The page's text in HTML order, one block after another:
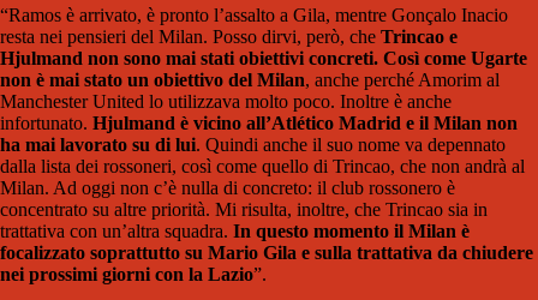
“Ramos è arrivato, è pronto l’assalto a Gila, mentre Gonçalo Inacio
resta nei pensieri del Milan. Posso dirvi, però, che Trincao e
Hjulmand non sono mai stati obiettivi concreti. Così come Ugarte
non è mai stato un obiettivo del Milan, anche perché Amorim al
Manchester United lo utilizzava molto poco. Inoltre è anche
infortunato. Hjulmand è vicino all’Atlético Madrid e il Milan non
ha mai lavorato su di lui. Quindi anche il suo nome va depennato
dalla lista dei rossoneri, così come quello di Trincao, che non andrà al
Milan. Ad oggi non c’è nulla di concreto: il club rossonero è
concentrato su altre priorità. Mi risulta, inoltre, che Trincao sia in
trattativa con un’altra squadra. In questo momento il Milan è
focalizzato soprattutto su Mario Gila e sulla trattativa da chiudere
nei prossimi giorni con la Lazio”.